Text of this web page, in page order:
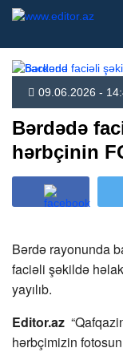
09.06.2026 -
Bərdədə
hərbçinin
Bərdə rayonunda
faciəli şəkildə
yayılıb.
Editor.az
hərbçimizin